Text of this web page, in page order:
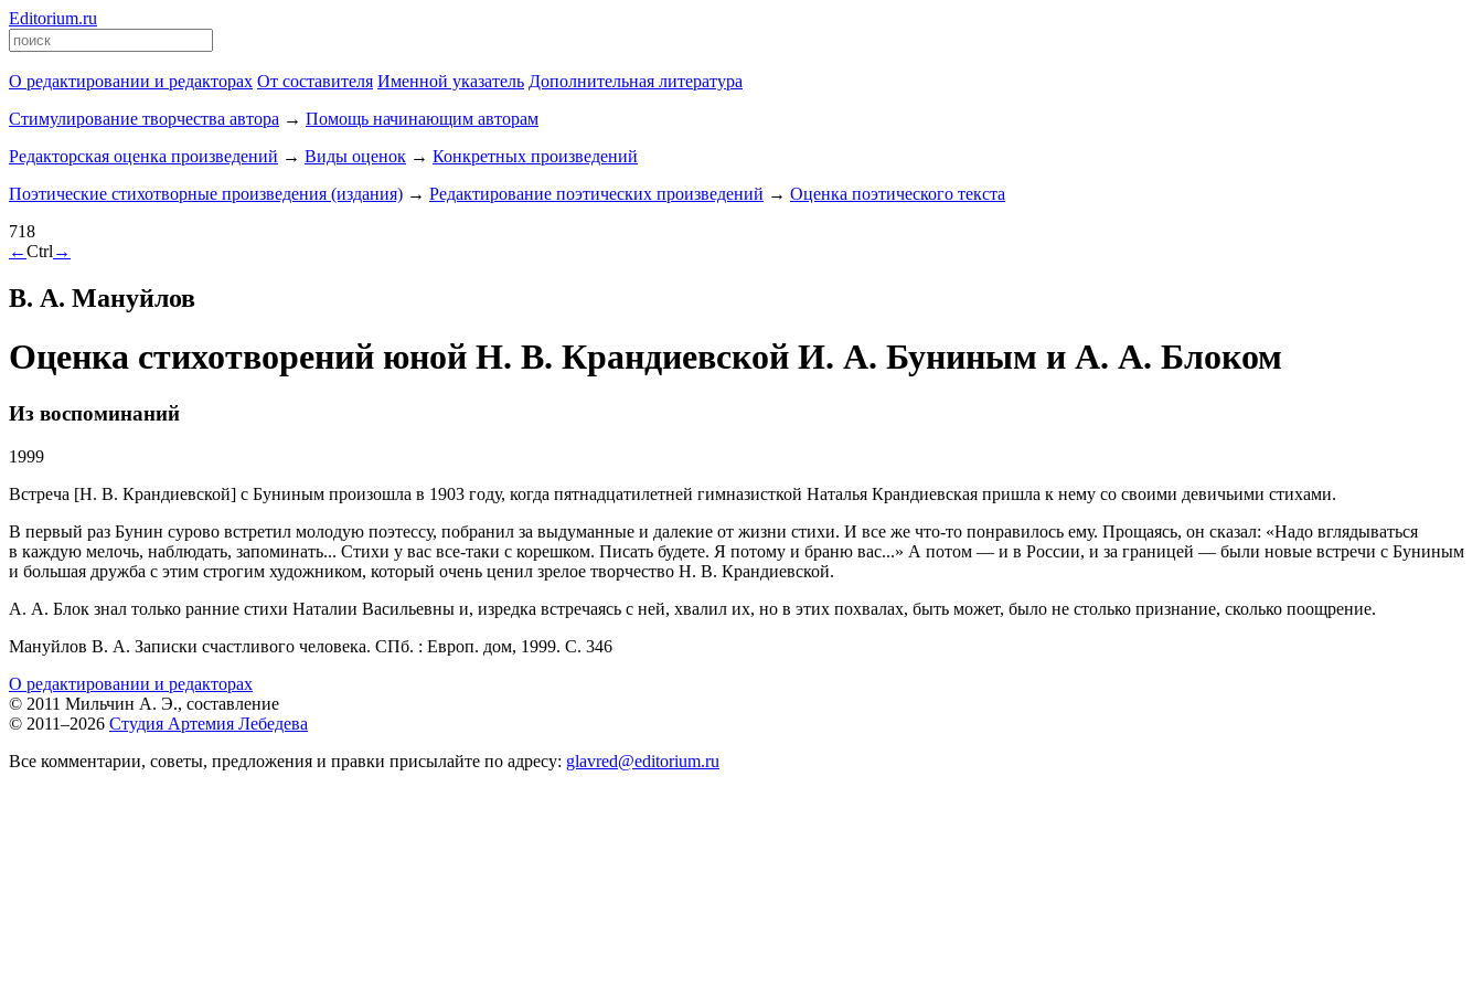
Editorium.ru
О редактировании и редакторах От составителя Именной указатель Дополнительная литература
Стимулирование творчества автора → Помощь начинающим авторам
Редакторская оценка произведений → Виды оценок → Конкретных произведений
Поэтические стихотворные произведения (издания) → Редактирование поэтических произведений → Оценка поэтического текста
718
←Ctrl →
В. А. Мануйлов
Оценка стихотворений юной Н. В. Крандиевской И. А. Буниным и А. А. Блоком
Из воспоминаний
1999
Встреча [Н. В. Крандиевской] с Буниным произошла в 1903 году, когда пятнадцатилетней гимназисткой Наталья Крандиевская пришла к нему со своими девичьими стихами.
В первый раз Бунин сурово встретил молодую поэтессу, побранил за выдуманные и далекие от жизни стихи. И все же что-то понравилось ему. Прощаясь, он сказал: «Надо вглядываться
в каждую мелочь, наблюдать, запоминать... Стихи у вас все-таки с корешком. Писать будете. Я потому и браню вас...» А потом — и в России, и за границей — были новые встречи с Буниным
и большая дружба с этим строгим художником, который очень ценил зрелое творчество Н. В. Крандиевской.
А. А. Блок знал только ранние стихи Наталии Васильевны и, изредка встречаясь с ней, хвалил их, но в этих похвалах, быть может, было не столько признание, сколько поощрение.
Мануйлов В. А. Записки счастливого человека. СПб. : Европ. дом, 1999. С. 346
О редактировании и редакторах
© 2011 Мильчин А. Э., составление
© 2011–2026 Студия Артемия Лебедева
Все комментарии, советы, предложения и правки присылайте по адресу: glavred@editorium.ru